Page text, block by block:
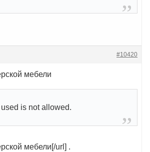
#10420
мебели
is not allowed.
мебели[/url] .